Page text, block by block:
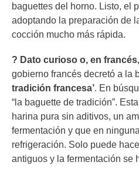
baguettes del horno. Listo, el
adoptando la preparación de
cocción mucho más rápida.
? Dato curioso o, en
gobierno francés decretó a la
tradición francesa’. En
“la baguette de tradición”.
harina pura sin aditivos, un
fermentación y que en
refrigeración. Solo puede
antiguos y la fermentación se